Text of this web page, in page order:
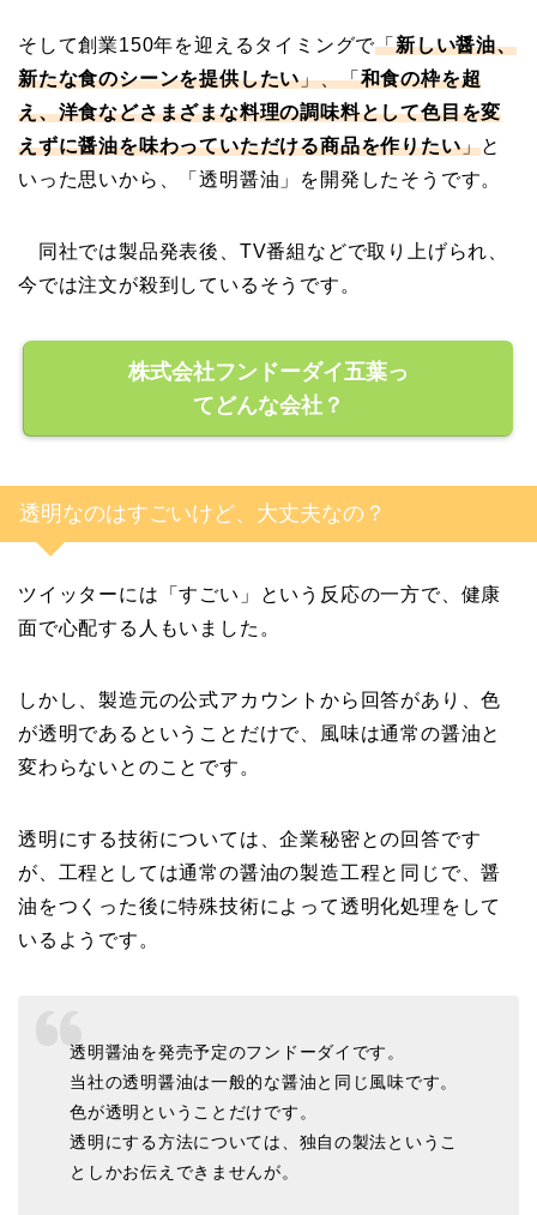
そして創業150年を迎えるタイミングで「新しい醤油、
新たな食のシーンを提供したい」、「和食の枠を超
え、洋食などさまざまな料理の調味料として色目を変
えずに醤油を味わっていただける商品を作りたい」と
いった思いから、「透明醤油」を開発したそうです。
同社では製品発表後、TV番組などで取り上げられ、
今では注文が殺到しているそうです。
株式会社フンドーダイ五葉っ
てどんな会社？
透明なのはすごいけど、大丈夫なの？
ツイッターには「すごい」という反応の一方で、健康
面で心配する人もいました。
しかし、製造元の公式アカウントから回答があり、色
が透明であるということだけで、風味は通常の醤油と
変わらないとのことです。
透明にする技術については、企業秘密との回答です
が、工程としては通常の醤油の製造工程と同じで、醤
油をつくった後に特殊技術によって透明化処理をして
いるようです。
透明醤油を発売予定のフンドーダイです。
当社の透明醤油は一般的な醤油と同じ風味です。
色が透明ということだけです。
透明にする方法については、独自の製法というこ
としかお伝えできませんが。